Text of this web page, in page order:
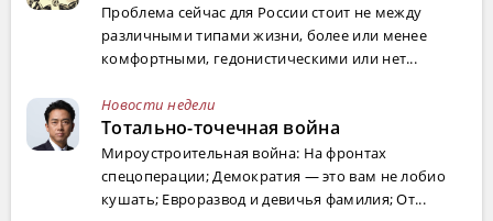
Проблема сейчас для России стоит не между
различными типами жизни, более или менее
комфортными, гедонистическими или нет...
Новости недели
Тотально-точечная война
Мироустроительная война: На фронтах
спецоперации; Демократия — это вам не лобио
кушать; Евроразвод и девичья фамилия; От...